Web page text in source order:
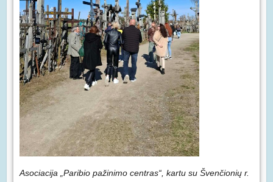
Asociacija „Paribio pažinimo centras“, kartu su Švenčionių r.